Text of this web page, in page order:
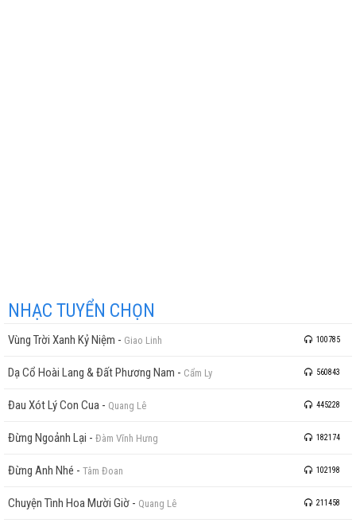
NHẠC TUYỂN CHỌN
Vùng Trời Xanh Kỷ Niệm - Giao Linh 100785
Dạ Cổ Hoài Lang & Đất Phương Nam - Cẩm Ly 560843
Đau Xót Lý Con Cua - Quang Lê 445228
Đừng Ngoảnh Lại - Đàm Vĩnh Hưng 182174
Đừng Anh Nhé - Tâm Đoan 102198
Chuyện Tình Hoa Mười Giờ - Quang Lê 211458